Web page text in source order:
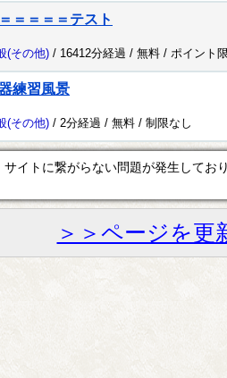
＝＝＝＝テスト
(その他) / 16412分経過 / 無料 / ポイント
練習風景
(その他) / 2分経過 / 無料 / 制限なし
イトに繋がらない問題が発生してお
＞＞ページを更